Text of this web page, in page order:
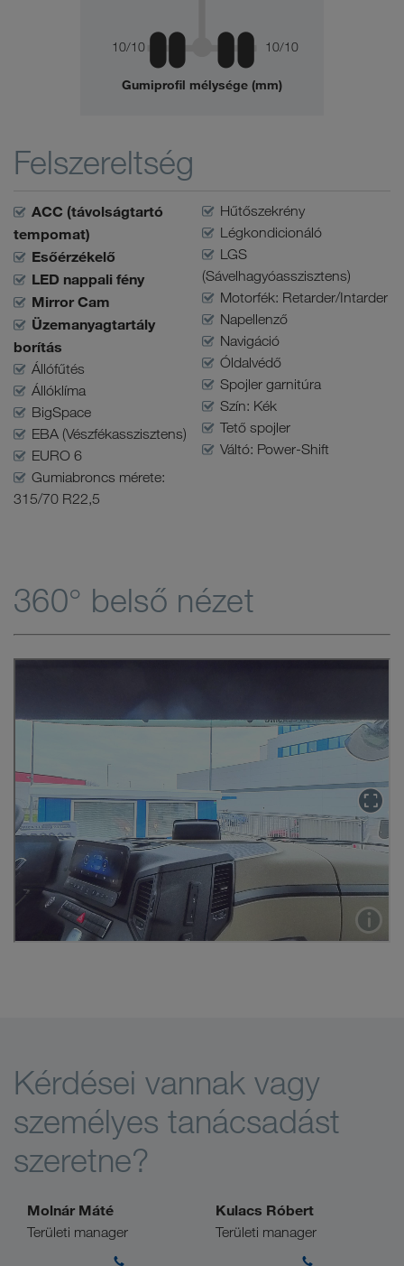
10/10 10/10
Gumiprofil mélysége (mm)
Felszereltség
ACC (távolságtartó
tempomat)
Esőérzékelő
LED nappali fény
Mirror Cam
Üzemanyagtartály
borítás
Állófűtés
Állóklíma
BigSpace
EBA (Vészfékasszisztens)
EURO 6
Gumiabroncs mérete:
315/70 R22,5
Hűtőszekrény
Légkondicionáló
LGS
(Sávelhagyóasszisztens)
Motorfék: Retarder/Intarder
Napellenző
Navigáció
Óldalvédő
Spojler garnitúra
Szín: Kék
Tető spojler
Váltó: Power-Shift
360° belső nézet
Kérdései vannak vagy
személyes tanácsadást
szeretne?
Molnár Máté
Területi manager
Kulacs Róbert
Területi manager